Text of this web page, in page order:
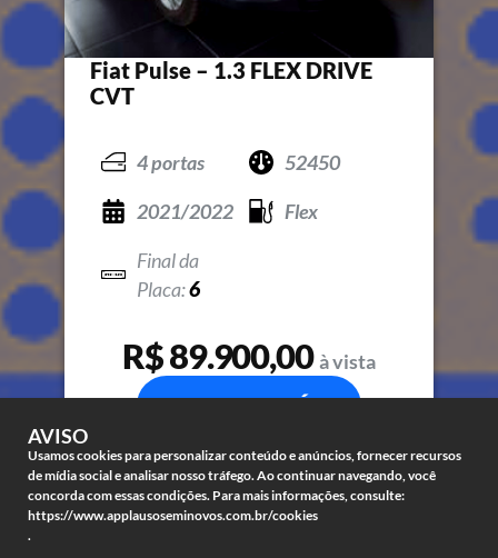
Fiat Pulse – 1.3 FLEX DRIVE
CVT
4 portas
52450
2021/2022
Flex
6
R$ 89.900,00à vista
COMPRE JÁ
AVISO
Usamos cookies para personalizar conteúdo e anúncios, fornecer recursos
de mídia social e analisar nosso tráfego. Ao continuar navegando, você
concorda com essas condições. Para mais informações, consulte:
https://www.applausoseminovos.com.br/cookies
.